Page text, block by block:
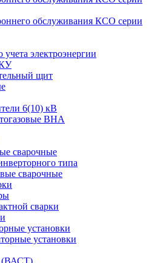
обслуживания КСО серии
электроэнергии
щит
6(10) кВ
ВНА
сварочные
типа
сварочные
сварки
установки
установки
(ВАСТ)